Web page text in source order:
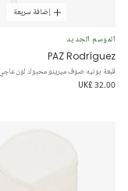
إضافة سريعة
الموسم الجديد
PAZ Rodríguez
قبعة بونيه صوف ميرينو محبوك لون
UK£ 32.00